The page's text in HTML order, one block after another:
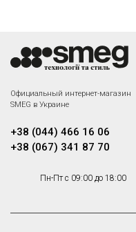
Официальный интернет-магазин
SMEG в Украине
+38 (044) 466 16 06
+38 (067) 341 87 70
Пн-Пт с 09:00 до 18:00